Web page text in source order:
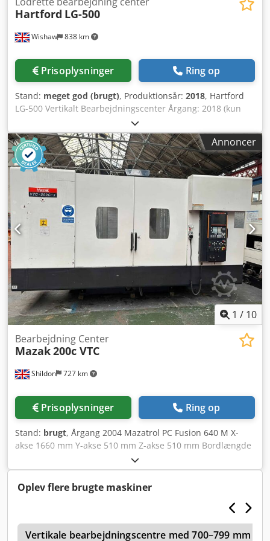
Wishaw 838 km
Hartford LG-500
Prisoplysninger Ring op
Stand: meget god (brugt), Produktionsår: 2018, Hartford
LG-500 Vertikalt Bearbejdningscenter Årgang: 2018 (kun
400 driftstimer) Model: LG-500 Styring: Hartford Plus 3
Dksdpfx Acewif R Tscor Bordstørrelse: 620 x 420 mm
Maksimal bordbelastning: 300 kg Aksevandring X/Y/Z: 620 /
420 / 450 mm Spindelnæse til bord: 100 – 550 mm
Spindelkonus: 40 INT Spindelhastigheder: 12.000
Omdr./min. 12-positioners automatisk værktøksveksler
(ATC) Maskinen fremstår som ny
Annoncer
1 / 10
Shildon 727 km
Bearbejdning Center
Mazak200c VTC
Prisoplysninger Ring op
Stand: brugt, Årgang 2004 Mazatrol PC Fusion 640 M X-
akse 1660 mm Y-akse 510 mm Z-akse 510 mm Bordlængde
2000 mm Bordbredde 510 mm Maks. emnevægt 1000 kg
Antal værktøjspladser 30 Spindelkonus CAT 40 Maks.
spindelhastighed 10000 omdr./min. Dkjdpfov Ax Uyjx Accor
Spindelmotor effekt 18,5 kW
Oplev flere brugte maskiner
Vertikale bearbejdningscentre med 700–799 mm X-